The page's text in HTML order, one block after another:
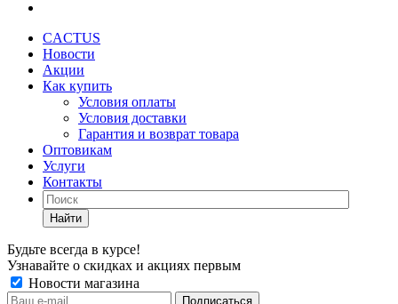
CACTUS
Новости
Акции
Как купить
Условия оплаты
Условия доставки
Гарантия и возврат товара
Оптовикам
Услуги
Контакты
Найти
Будьте всегда в курсе!
Узнавайте о скидках и акциях первым
Новости магазина